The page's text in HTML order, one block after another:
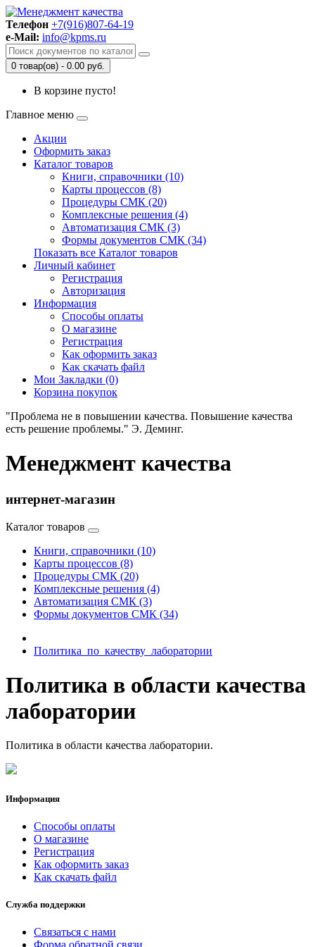
Телефон +7(916)807-64-19
e-Mail: info@kpms.ru
0 товар(ов) - 0.00 руб.
В корзине пусто!
Главное меню
Акции
Оформить заказ
Каталог товаров
Книги, справочники (10)
Карты процессов (8)
Процедуры СМК (20)
Комплексные решения (4)
Автоматизация СМК (3)
Формы документов СМК (34)
Показать все Каталог товаров
Личный кабинет
Регистрация
Авторизация
Информация
Способы оплаты
О магазине
Регистрация
Как оформить заказ
Как скачать файл
Мои Закладки (0)
Корзина покупок
"Проблема не в повышении качества. Повышение качества
есть решение проблемы." Э. Деминг.
Менеджмент качества
интернет-магазин
Каталог товаров
Книги, справочники (10)
Карты процессов (8)
Процедуры СМК (20)
Комплексные решения (4)
Автоматизация СМК (3)
Формы документов СМК (34)
Политика_по_качеству_лаборатории
Политика в области качества
лаборатории
Политика в области качества лаборатории.
Информация
Способы оплаты
О магазине
Регистрация
Как оформить заказ
Как скачать файл
Служба поддержки
Связаться с нами